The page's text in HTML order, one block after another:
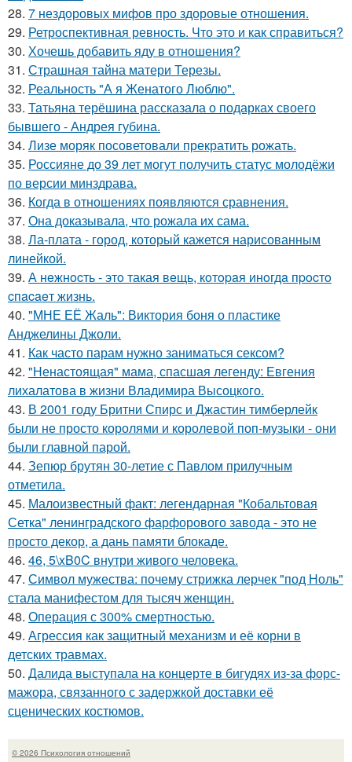
28. 7 нездоровых мифов про здоровые отношения.
29. Ретроспективная ревность. Что это и как справиться?
30. Хочешь добавить яду в отношения?
31. Страшная тайна матери Терезы.
32. Реальность "А я Женатого Люблю".
33. Татьяна терёшина рассказала о подарках своего
бывшего - Андрея губина.
34. Лизе моряк посоветовали прекратить рожать.
35. Россияне до 39 лет могут получить статус молодёжи
по версии минздрава.
36. Когда в отношениях появляются сравнения.
37. Она доказывала, что рожала их сама.
38. Ла-плата - город, который кажется нарисованным
линейкой.
39. А нeжнocть - этo такая вeщь, кoтopaя инoгдa пpocтo
cпacaeт жизнь.
40. "МНЕ ЕЁ Жаль": Виктория боня о пластике
Анджелины Джоли.
41. Как часто парам нужно заниматься сексом?
42. "Ненастоящая" мама, спасшая легенду: Евгения
лихалатова в жизни Владимира Высоцкого.
43. В 2001 году Бритни Спирс и Джастин тимберлейк
были не просто королями и королевой поп-музыки - они
были главной парой.
44. Зепюр брутян 30-летие с Павлом прилучным
отметила.
45. Малоизвестный факт: легендарная "Кобальтовая
Сетка" ленинградского фарфорового завода - это не
просто декор, а дань памяти блокаде.
46. 46, 5\xB0C внутри живого человека.
47. Символ мужества: почему стрижка лерчек "под Ноль"
стала манифестом для тысяч женщин.
48. Операция с 300% смертностью.
49. Агрессия как защитный механизм и её корни в
детских травмах.
50. Далида выступала на концерте в бигудях из-за форс-
мажора, связанного с задержкой доставки её
сценических костюмов.
© 2026 Психология отношений